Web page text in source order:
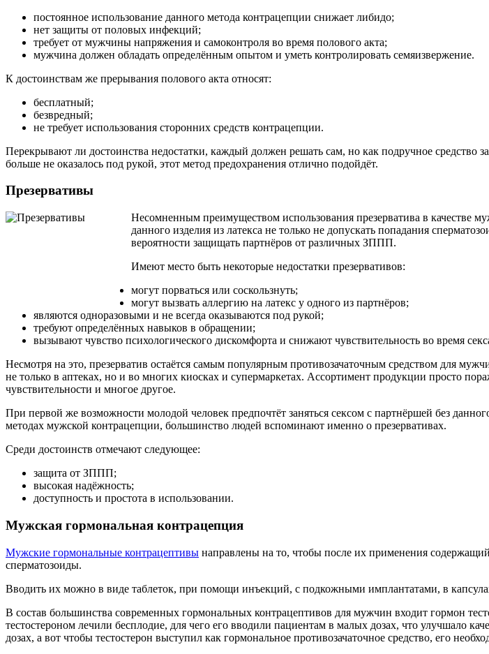
постоянное использование данного метода контрацепции снижает либидо;
нет защиты от половых инфекций;
требует от мужчины напряжения и самоконтроля во время полового акта;
мужчина должен обладать определённым опытом и уметь контролировать семяизвержение.
К достоинствам же прерывания полового акта относят:
бесплатный;
безвредный;
не требует использования сторонних средств контрацепции.
Перекрывают ли достоинства недостатки, каждый должен решать сам, но как подручное средство
больше не оказалось под рукой, этот метод предохранения отлично подойдёт.
Презервативы
Несомненным преимуществом использования презерватива в качестве
данного изделия из латекса не только не допускать попадания
вероятности защищать партнёров от различных ЗППП.
Имеют место быть некоторые недостатки презервативов:
могут порваться или соскользнуть;
могут вызвать аллергию на латекс у одного из партнёров;
являются одноразовыми и не всегда оказываются под рукой;
требуют определённых навыков в обращении;
вызывают чувство психологического дискомфорта и снижают чувствительность во время
Несмотря на это, презерватив остаётся самым популярным противозачаточным средством для
не только в аптеках, но и во многих киосках и супермаркетах. Ассортимент продукции просто
чувствительности и многое другое.
При первой же возможности молодой человек предпочтёт заняться сексом с партнёршей без
методах мужской контрацепции, большинство людей вспоминают именно о презервативах.
Среди достоинств отмечают следующее:
защита от ЗППП;
высокая надёжность;
доступность и простота в использовании.
Мужская гормональная контрацепция
Мужские гормональные контрацептивы направлены на то, чтобы после их применения
сперматозоиды.
Вводить их можно в виде таблеток, при помощи инъекций, с подкожными имплантатами, в
В состав большинства современных гормональных контрацептивов для мужчин входит гормон
тестостероном лечили бесплодие, для чего его вводили пациентам в малых дозах, что улучшало
дозах, а вот чтобы тестостерон выступил как гормональное противозачаточное средство, его